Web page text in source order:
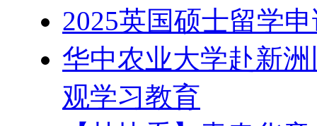
2025英国硕士留学
华中农业大学赴新
观学习教育